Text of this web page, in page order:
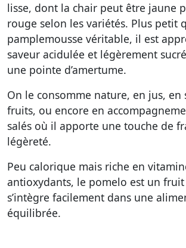
lisse, dont la chair peut être jaune
rouge selon les variétés. Plus petit
pamplemousse véritable, il est
saveur acidulée et légèrement
une pointe d’amertume.
On le consomme nature, en jus, en
fruits, ou encore en
salés où il apporte une touche de
légèreté.
Peu calorique mais riche en
antioxydants, le pomelo est un
s’intègre facilement dans une
équilibrée.